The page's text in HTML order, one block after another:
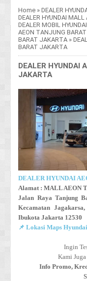
Home »DEALER
DEALER HYUNDAI
DEALER MOBIL
AEON TANJUNG BARAT
BARAT JAKARTA »
BARAT JAKARTA
DEALER HYUNDAI
JAKARTA
DEALER HYUNDAI
Alamat :MALL AEON
Jalan Raya Tanjung
Kecamatan
Ibukota Jakarta 12530
📌 Lokasi Maps
Ingin
Kami
Info Promo,